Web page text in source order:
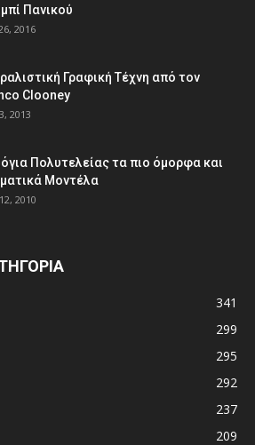
Πανικού
2016
Γραφική Τέχνη από τον
Clooney
2013
Πολυτελείας τα πιο όμορφα και
Μοντέλα
2010
341
299
295
292
237
209